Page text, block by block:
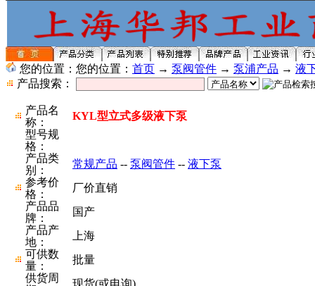
您的位置：您的位置： 首页 → 泵阀管件 → 泵浦产品 → 液
产品搜索：
产品名
称：
KYL型立式多级液下泵
型号规
格：
产品类
别：
常规产品 -- 泵阀管件 -- 液下泵
参考价
格：
厂价直销
产品品
牌：
国产
产品产
地：
上海
可供数
量：
批量
供货周
现货(或电询)